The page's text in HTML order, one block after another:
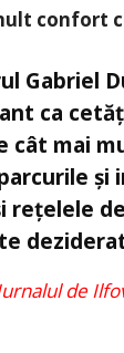
confort
Gabriel
ca
cât mai
și
rețelele
de